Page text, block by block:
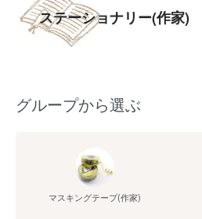
ステーショナリー(作家)
グループから選ぶ
マスキングテープ(作家)